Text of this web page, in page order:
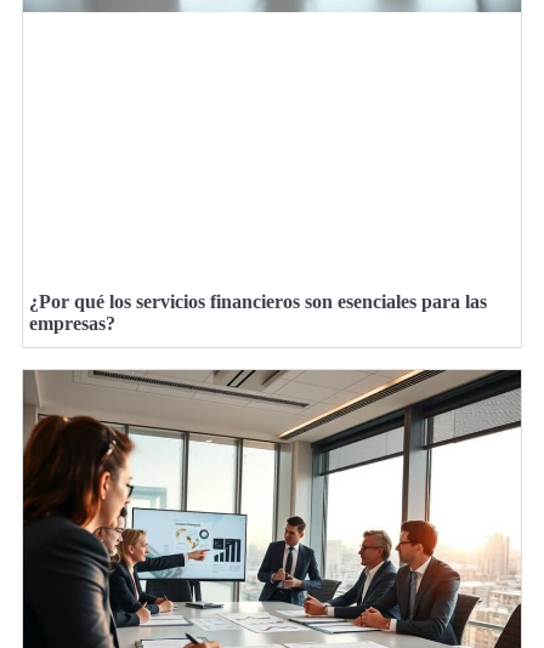
¿Por qué los servicios financieros son esenciales para las
empresas?